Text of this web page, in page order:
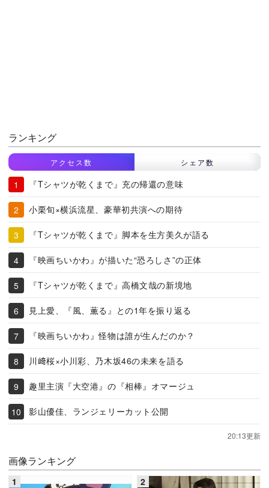
ランキング
アクセス数 シェア数
『Tシャツが乾くまで』充の帰還の意味
小栗旬×横浜流星、豪華初共演への期待
『Tシャツが乾くまで』脚本を生方美久が語る
『映画ちいかわ』が描いた“恐ろしさ”の正体
『Tシャツが乾くまで』高橋文哉の新境地
見上愛、『風、薫る』との1年を振り返る
『映画ちいかわ』怪物は誰が生んだのか？
川﨑桜×小川彩、乃木坂46の未来を語る
趣里主演『大空港』の『相棒』オマージュ
影山優佳、ランジェリーカット公開
20:13更新
画像ランキング